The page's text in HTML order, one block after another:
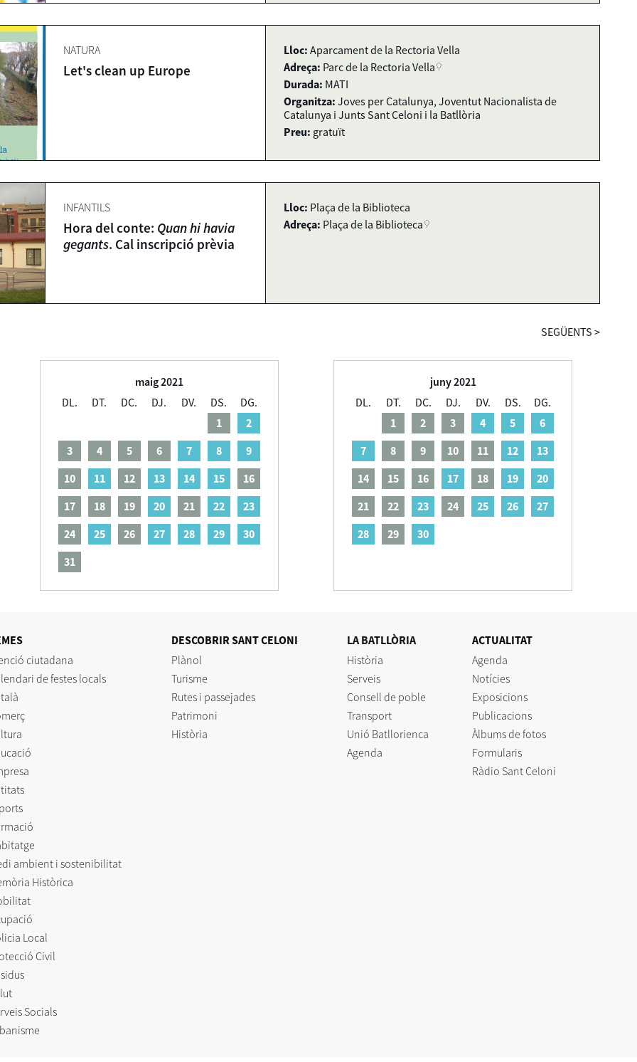
NATURA
Let's clean up Europe
Lloc: Aparcament de la Rectoria Vella
Adreça: Parc de la Rectoria Vella
Durada: MATI
Organitza: Joves per Catalunya, Joventut Nacionalista de
Catalunya i Junts Sant Celoni i la Batllòria
Preu: gratuït
INFANTILS
Hora del conte: Quan hi havia
gegants. Cal inscripció prèvia
Lloc: Plaça de la Biblioteca
Adreça: Plaça de la Biblioteca
SEGÜENTS >
maig 2021
DL.
DT. DC. DJ. DV. DS.
DG.
1
2
3
4 5 6 7 8
9
10
11 12 13 14 15
16
17
18 19 20 21 22
23
24
25 26 27 28 29
30
31
juny 2021
DL.
DT. DC. DJ. DV. DS.
DG.
1
2 3 4 5
6
7
8 9 10 11 12
13
14
15 16 17 18 19
20
21
22 23 24 25 26
27
28
29 30
ciutadana
de festes locals
ambient i sostenibilitat
Històrica
Local
Civil
Socials
DESCOBRIR SANT CELONI
Plànol
Turisme
Rutes i passejades
Patrimoni
Història
LA BATLLÒRIA
Història
Serveis
Consell de poble
Transport
Unió Batllorienca
Agenda
ACTUALITAT
Agenda
Notícies
Exposicions
Publicacions
Àlbums de fotos
Formularis
Ràdio Sant Celoni